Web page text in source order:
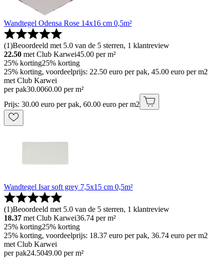
Wandtegel Odensa Rose 14x16 cm 0,5m²
(1)Beoordeeld met 5.0 van de 5 sterren, 1 klantreview
22.50 met Club Karwei45.00 per m²
25% korting25% korting
25% korting, voordeelprijs: 22.50 euro per pak, 45.00 euro per m2
met Club Karwei
per pak30.0060.00 per m²
Prijs: 30.00 euro per pak, 60.00 euro per m2
Wandtegel Isar soft grey 7,5x15 cm 0,5m²
(1)Beoordeeld met 5.0 van de 5 sterren, 1 klantreview
18.37 met Club Karwei36.74 per m²
25% korting25% korting
25% korting, voordeelprijs: 18.37 euro per pak, 36.74 euro per m2
met Club Karwei
per pak24.5049.00 per m²